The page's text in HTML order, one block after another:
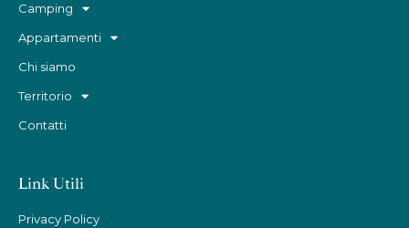
Camping
Appartamenti
Chi siamo
Territorio
Contatti
Link Utili
Privacy Policy